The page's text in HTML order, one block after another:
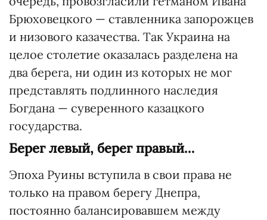
Брюховецкого — ставленника запорожцев
и низового казачества. Так Украина на
целое столетие оказалась разделена на
два берега, ни один из которых не мог
представлять подлинного наследия
Богдана — суверенного казацкого
государства.
Берег левый, берег правый…
Эпоха Руины вступила в свои права не
только на правом берегу Днепра,
постоянно балансировавшем между